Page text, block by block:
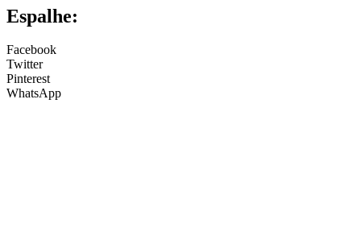
Espalhe:
Facebook
Twitter
Pinterest
WhatsApp